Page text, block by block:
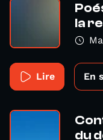
la
Lire En
du